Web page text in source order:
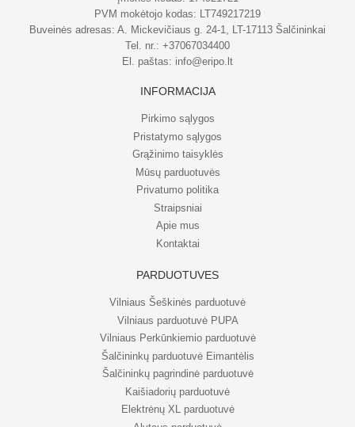
PVM mokėtojo kodas: LT749217219
Buveinės adresas: A. Mickevičiaus g. 24-1, LT-17113 Šalčininkai
Tel. nr.: +37067034400
El. paštas: info@eripo.lt
INFORMACIJA
Pirkimo sąlygos
Pristatymo sąlygos
Grąžinimo taisyklės
Mūsų parduotuvės
Privatumo politika
Straipsniai
Apie mus
Kontaktai
PARDUOTUVĖS
Vilniaus Šeškinės parduotuvė
Vilniaus parduotuvė PUPA
Vilniaus Perkūnkiemio parduotuvė
Šalčininkų parduotuvė Eimantėlis
Šalčininkų pagrindinė parduotuvė
Kaišiadorių parduotuvė
Elektrėnų XL parduotuvė